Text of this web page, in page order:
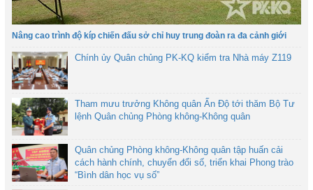
Nâng cao trình độ kíp chiến đấu sở chỉ huy trung đoàn ra đa cảnh giới
Chính ủy Quân chủng PK-KQ kiểm tra Nhà máy Z119
Tham mưu trưởng Không quân Ấn Độ tới thăm Bộ Tư
lệnh Quân chủng Phòng không-Không quân
Quân chủng Phòng không-Không quân tập huấn cải
cách hành chính, chuyển đổi số, triển khai Phong trào
“Bình dân học vụ số”